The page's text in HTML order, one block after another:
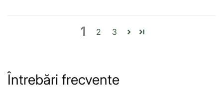
1 2 3
Întrebări frecvente